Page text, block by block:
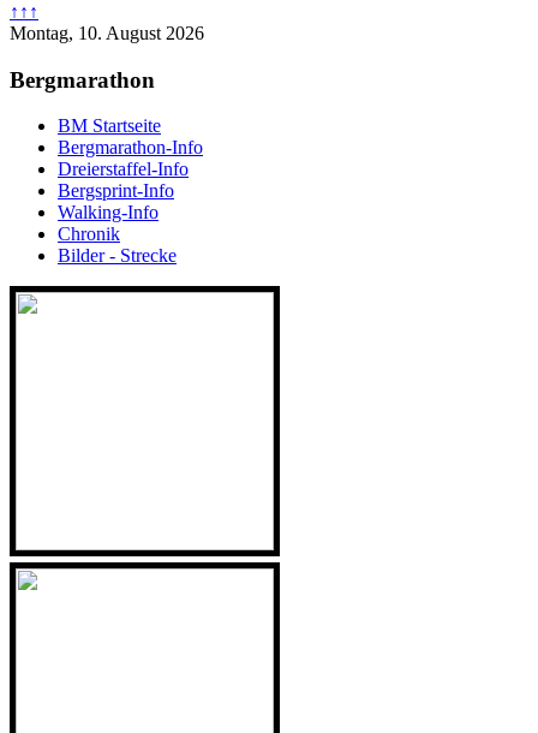
↑↑↑
Montag, 10. August 2026
Bergmarathon
BM Startseite
Bergmarathon-Info
Dreierstaffel-Info
Bergsprint-Info
Walking-Info
Chronik
Bilder - Strecke